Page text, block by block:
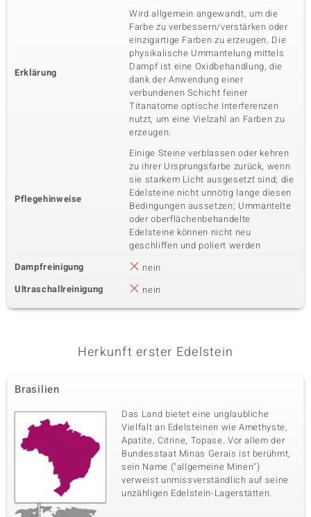
Erklärung
Wird allgemein angewandt, um die
Farbe zu verbessern/verstärken oder
einzigartige Farben zu erzeugen. Die
physikalische Ummantelung mittels
Dampf ist eine Oxidbehandlung, die
dank der Anwendung einer
verbundenen Schicht feiner
Titanatome optische Interferenzen
nutzt, um eine Vielzahl an Farben zu
erzeugen.
Pflegehinweise
Einige Steine verblassen oder kehren
zu ihrer Ursprungsfarbe zurück, wenn
sie starkem Licht ausgesetzt sind; die
Edelsteine nicht unnötig lange diesen
Bedingungen aussetzen; Ummantelte
oder oberflächenbehandelte
Edelsteine können nicht neu
geschliffen und poliert werden
Dampfreinigung
nein
Ultraschallreinigung
nein
Herkunft erster Edelstein
Brasilien
Das Land bietet eine unglaubliche
Vielfalt an Edelsteinen wie Amethyste,
Apatite, Citrine, Topase. Vor allem der
Bundesstaat Minas Gerais ist berühmt,
sein Name ("allgemeine Minen")
verweist unmissverständlich auf seine
unzähligen Edelstein-Lagerstätten.